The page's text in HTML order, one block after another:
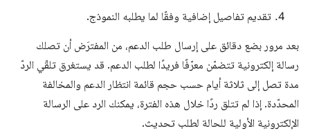
تقديم تفاصيل إضافية وفقًا لما يطلبه النموذج.
بعد مرور بضع دقائق على إرسال طلب الدعم، من المفترَض أن تصلك
رسالة إلكترونية تتضمّن معرّفًا فريدًا لطلب الدعم. قد يستغرق تلقّي الردّ
مدة تصل إلى ثلاثة أيام حسب حجم قائمة انتظار الدعم والمخالفة
المحدّدة. إذا لم تتلق ردًا خلال هذه الفترة، يمكنك الرد على الرسالة
الإلكترونية الأولية للحالة لطلب تحديث.